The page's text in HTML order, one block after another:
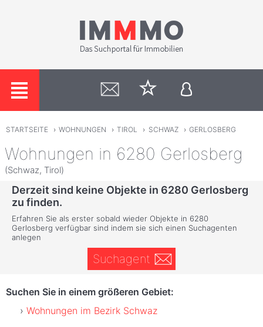
STARTSEITE › WOHNUNGEN › TIROL › SCHWAZ › GERLOSBERG
Wohnungen in 6280 Gerlosberg
(Schwaz, Tirol)
Derzeit sind keine Objekte in 6280 Gerlosberg
zu finden.
Erfahren Sie als erster sobald wieder Objekte in 6280
Gerlosberg verfügbar sind indem sie sich einen Suchagenten
anlegen
Suchagent
Suchen Sie in einem größeren Gebiet:
Wohnungen im Bezirk Schwaz